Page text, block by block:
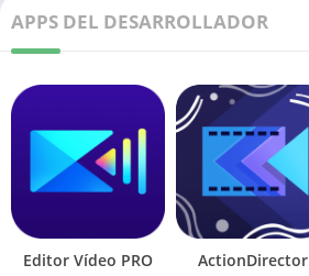
APPS DEL DESARROLLADOR
Editor Vídeo PRO ActionDirector